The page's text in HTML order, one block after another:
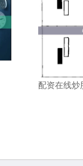
配资在线炒